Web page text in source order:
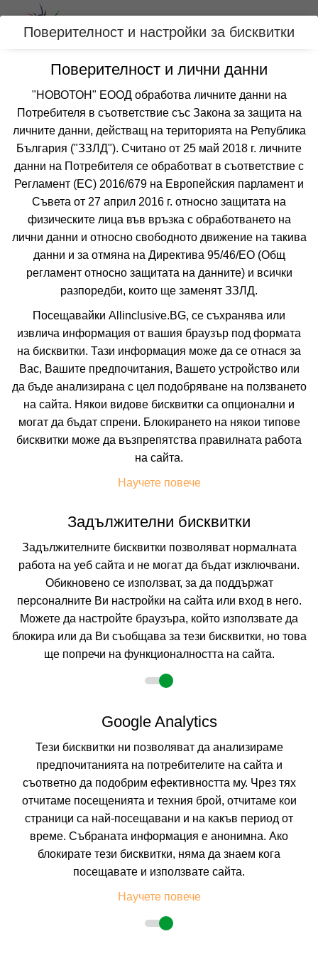
Вход
Категории
Хотел АКВАВЮ
ЗЛАТНИ ПЯСЪЦИ
Отзиви от клиенти за хотел АКВАВЮ
все още няма мнения за този хотел
❮ ❯
УДОБСТВА В ХОТЕЛА FAQ ЗА ХОТЕЛА
Собствен
13.08.2026 5 нощувки
Настаняване
2 възрастни
Описание
Хотел АКВА ВЮ**** Златни Пясъци (к.к. Чайка)
Курорт: Златни Пясъци (к.к. Чайка)
Пясъчен, на 150м. от хотела, на около 500 метра от плаж
Кабакум
Разположение:Хотел Аква вю е разположен в к.к. Чайка, на 16
километра от центъра на град Варна и на близко разстояниев от к.к.
Златни пясъци и к.к Св.Св. Константин и Елена.
Хотел Аква Вю е реновиран през 2024г. и разполага с
общо 33 помещения, като 30 от тях стандартни и 3 делукс стаи.На
раположение на гостите има един асансьор.
Поверителност и настройки за бисквитки
Поверителност и лични данни
"НОВОТОН" ЕООД обработва личните данни на
Потребителя в съответствие със Закона за защита на
личните данни, действащ на територията на Република
България ("ЗЗЛД"). Считано от 25 май 2018 г. личните
данни на Потребителя се обработват в съответствие с
Регламент (ЕС) 2016/679 на Европейския парламент и
Съвета от 27 април 2016 г. относно защитата на
физическите лица във връзка с обработването на
лични данни и относно свободното движение на такива
данни и за отмяна на Директива 95/46/EО (Общ
регламент относно защитата на данните) и всички
разпоредби, които ще заменят ЗЗЛД.
Посещавайки Allinclusive.BG, се съхранява или
извлича информация от вашия браузър под формата
на бисквитки. Тази информация може да се отнася за
Вас, Вашите предпочитания, Вашето устройство или
да бъде анализирана с цел подобряване на ползването
на сайта. Някои видове бисквитки са опционални и
могат да бъдат спрени. Блокирането на някои типове
бисквитки може да възпрепятства правилната работа
на сайта.
Научете повече
Задължителни бисквитки
Задължителните бисквитки позволяват нормалната
работа на уеб сайта и не могат да бъдат изключвани.
Обикновено се използват, за да поддържат
персоналните Ви настройки на сайта или вход в него.
Можете да настройте браузъра, който използвате да
блокира или да Ви съобщава за тези бисквитки, но това
ще попречи на функционалността на сайта.
Google Analytics
Тези бисквитки ни позволяват да анализираме
предпочитанията на потребителите на сайта и
съответно да подобрим ефективността му. Чрез тях
отчитаме посещенията и техния брой, отчитаме кои
страници са най-посещавани и на какъв период от
време. Събраната информация е анонимна. Ако
блокирате тези бисквитки, няма да знаем кога
посещавате и използвате сайта.
Научете повече